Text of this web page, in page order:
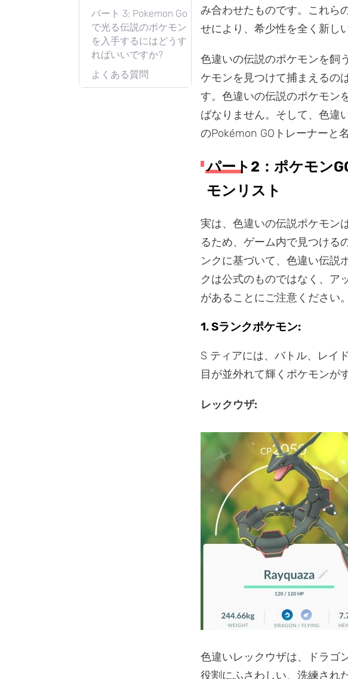
パート 3: Pokemon Go
で光る伝説のポケモン
を入手するにはどうす
ればいいですか?
よくある質問
み合わせたものです。これら
せにより、希少性を全く新し
色違いの伝説のポケモンを飼
ケモンを見つけて捕まえるの
す。色違いの伝説のポケモン
ばなりません。そして、色違
のPokémon GOトレーナーと
パート2：ポケモン
モンリスト
実は、色違いの伝説ポケモン
るため、ゲーム内で見つける
ンクに基づいて、色違い伝説
クは公式のものではなく、ア
があることにご注意ください。
1. Sランクポケモン:
S ティアには、バトル、レイ
目が並外れて輝くポケモンが
レックウザ:
色違いレックウザは、ドラゴ
役割にふさわしい、洗練され